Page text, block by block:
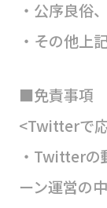
・公序良俗
・その他上
■免責事項
<Twitterで
・Twitterの
ーン運営の